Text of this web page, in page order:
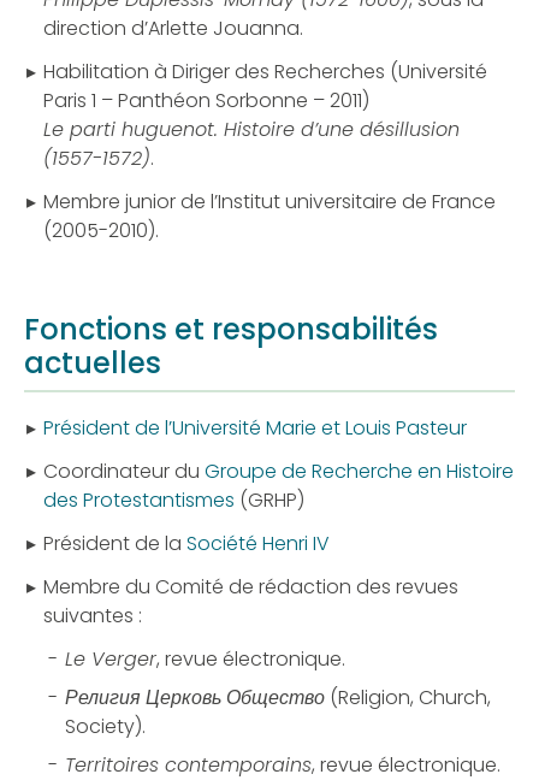
direction d’Arlette Jouanna.
Habilitation à Diriger des Recherches (Université
Paris 1 – Panthéon Sorbonne – 2011)
Le parti huguenot. Histoire d’une désillusion
(1557-1572).
Membre junior de l’Institut universitaire de France
(2005-2010).
Fonctions et responsabilités
actuelles
Président de l’Université Marie et Louis Pasteur
Coordinateur du Groupe de Recherche en Histoire
des Protestantismes (GRHP)
Président de la Société Henri IV
Membre du Comité de rédaction des revues
suivantes :
Le Verger, revue électronique.
РелигияЦерковь Общество (Religion, Church,
Society).
Territoires contemporains, revue électronique.